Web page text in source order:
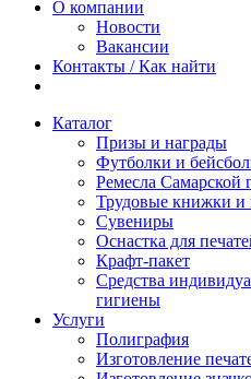
О компании
Новости
Вакансии
Контакты / Как найти
Каталог
Призы и награды
Футболки и
Ремесла Самарской
Трудовые книжки и
Сувениры
Оснастка для
Крафт-пакет
Средства
гигиены
Услуги
Полиграфия
Изготовление